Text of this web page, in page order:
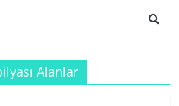
Alanlar